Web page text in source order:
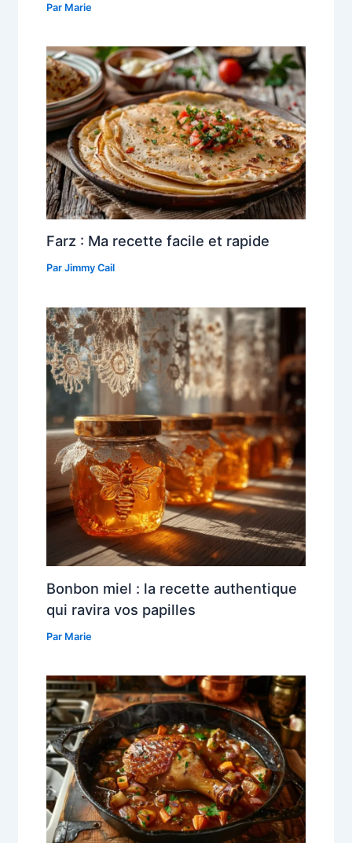
Par Marie
Farz : Ma recette facile et rapide
ParJimmy Cail
Bonbon miel : la recette authentique
qui ravira vos papilles
Par Marie